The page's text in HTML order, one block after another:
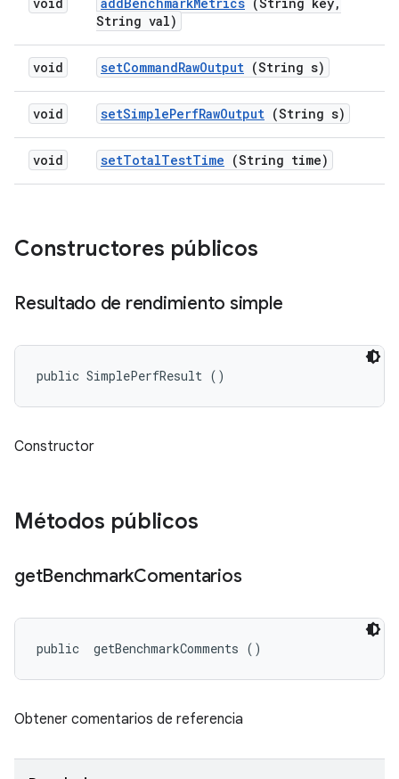
String val)
void setCommandRawOutput (String s)
void setSimplePerfRawOutput (String s)
void setTotalTestTime (String time)
Constructores públicos
Resultado de rendimiento simple
public SimplePerfResult ()
Constructor
Métodos públicos
getBenchmarkComentarios
public getBenchmarkComments ()
Obtener comentarios de referencia